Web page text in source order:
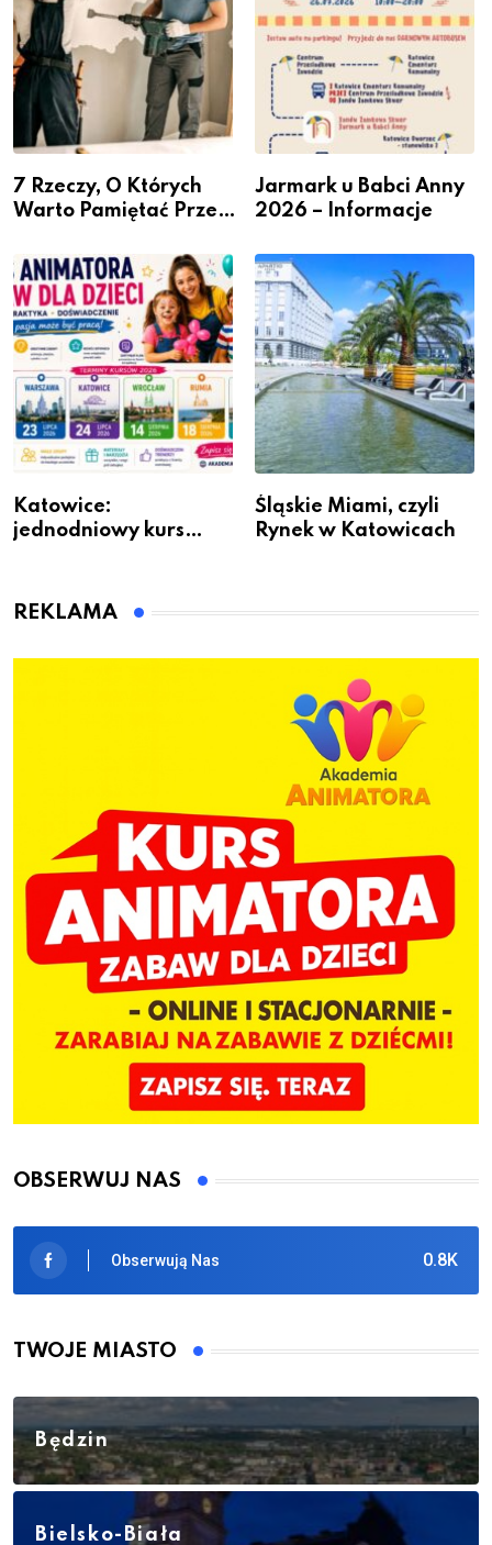
7 Rzeczy, O Których
Warto Pamiętać Przed
Jarmark u Babci Anny
2026 – Informacje
Katowice:
jednodniowy kurs
dzieci
Śląskie Miami, czyli
Rynek w Katowicach
REKLAMA
OBSERWUJ NAS
0.8K
Obserwują Nas
TWOJE MIASTO
Będzin
Bielsko-Biała